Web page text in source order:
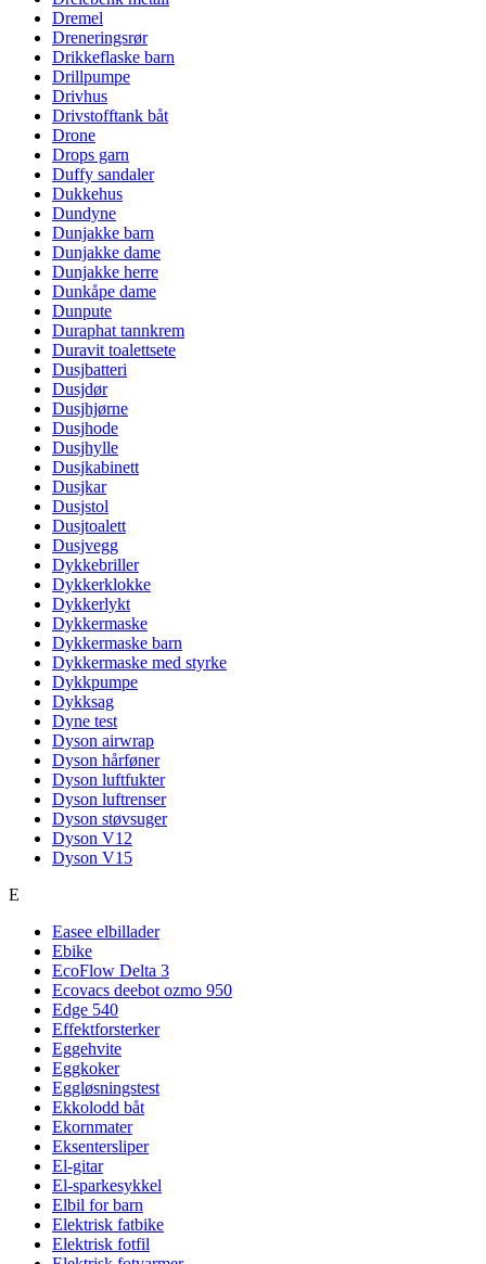
Dremel
Dreneringsrør
Drikkeflaske barn
Drillpumpe
Drivhus
Drivstofftank båt
Drone
Drops garn
Duffy sandaler
Dukkehus
Dundyne
Dunjakke barn
Dunjakke dame
Dunjakke herre
Dunkåpe dame
Dunpute
Duraphat tannkrem
Duravit toalettsete
Dusjbatteri
Dusjdør
Dusjhjørne
Dusjhode
Dusjhylle
Dusjkabinett
Dusjkar
Dusjstol
Dusjtoalett
Dusjvegg
Dykkebriller
Dykkerklokke
Dykkerlykt
Dykkermaske
Dykkermaske barn
Dykkermaske med styrke
Dykkpumpe
Dykksag
Dyne test
Dyson airwrap
Dyson hårføner
Dyson luftfukter
Dyson luftrenser
Dyson støvsuger
Dyson V12
Dyson V15
E
Easee elbillader
Ebike
EcoFlow Delta 3
Ecovacs deebot ozmo 950
Edge 540
Effektforsterker
Eggehvite
Eggkoker
Eggløsningstest
Ekkolodd båt
Ekornmater
Eksentersliper
El-gitar
El-sparkesykkel
Elbil for barn
Elektrisk fatbike
Elektrisk fotfil